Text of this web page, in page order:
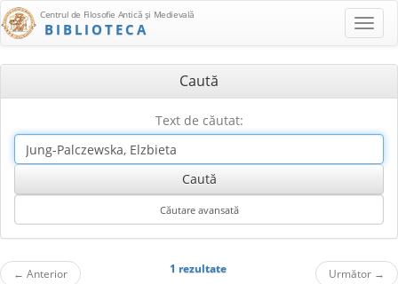
Centrul de Filosofie Antică şi Medievală
BIBLIOTECA
Caută
Text de căutat:
← Anterior 1 rezultate Următor →